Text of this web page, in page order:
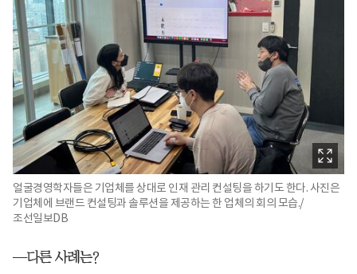
얼굴경영학자들은 기업체를 상대로 인재 관리 컨설팅을 하기도 한다. 사진은
기업체에 브랜드 컨설팅과 솔루션을 제공하는 한 업체의 회의 모습./
조선일보DB
—다른 사례는?